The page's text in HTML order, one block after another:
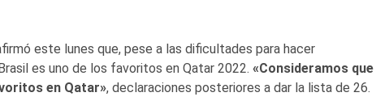
este lunes que, pese a las dificultades para hacer
es uno de los favoritos en Qatar 2022. «Consideramos que
en Qatar», declaraciones posteriores a dar la lista de 26.